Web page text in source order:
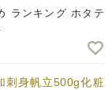
ランキング ホタテ
刺身帆立500g化粧